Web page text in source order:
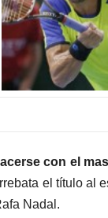
con el
el título al
Nadal.